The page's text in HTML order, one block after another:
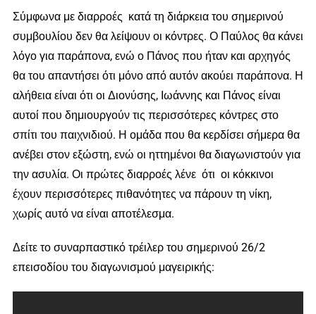
Σύμφωνα με διαρροές κατά τη διάρκεια του σημερινού
συμβουλίου δεν θα λείψουν οι κόντρες. Ο Παύλος θα κάνει
λόγο για παράπονα, ενώ ο Πάνος που ήταν και αρχηγός
θα του απαντήσει ότι μόνο από αυτόν ακούει παράπονα. Η
αλήθεια είναι ότι οι Διονύσης, Ιωάννης και Πάνος είναι
αυτοί που δημιουργούν τις περισσότερες κόντρες στο
σπίτι του παιχνιδιού. Η ομάδα που θα κερδίσει σήμερα θα
ανέβει στον εξώστη, ενώ οι ηττημένοι θα διαγωνιστούν για
την ασυλία. Οι πρώτες διαρροές λένε ότι οι κόκκινοι
έχουν περισσότερες πιθανότητες να πάρουν τη νίκη,
χωρίς αυτό να είναι αποτέλεσμα.
Δείτε το συναρπαστικό τρέιλερ του σημερινού 26/2
επεισοδίου του διαγωνισμού μαγειρικής: